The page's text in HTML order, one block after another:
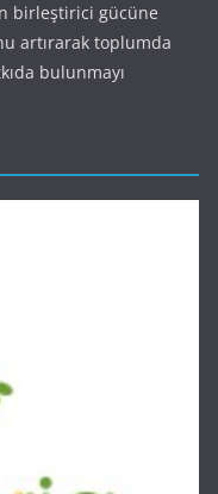
birleştirici gücüne
artırarak toplumda
bulunmayı